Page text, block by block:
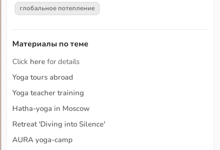
глобальное потепление
Материалы по теме
Click here for details
Yoga tours abroad
Yoga teacher training
Hatha-yoga in Moscow
Retreat 'Diving into Silence'
AURA yoga-camp